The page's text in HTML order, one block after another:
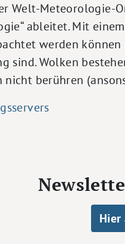
Welt-Meteorologie-
ableitet. Mit
werden
sind. Wolken
berühren
Hier